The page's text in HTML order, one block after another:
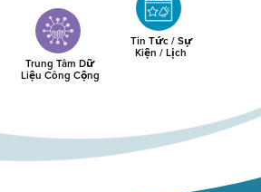
Trung Tâm Dữ
Liệu Công Cộng
Tin Tức / Sự
Kiện / Lịch